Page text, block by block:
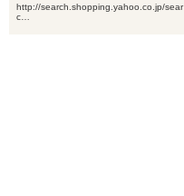
http://search.shopping.yahoo.co.jp/sear
c…